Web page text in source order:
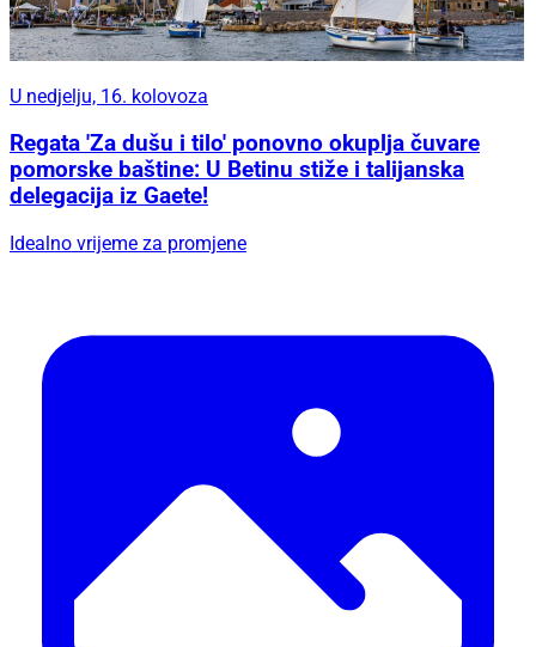
U nedjelju, 16. kolovoza
Regata 'Za dušu i tilo' ponovno okuplja čuvare
pomorske baštine: U Betinu stiže i talijanska
delegacija iz Gaete!
Idealno vrijeme za promjene